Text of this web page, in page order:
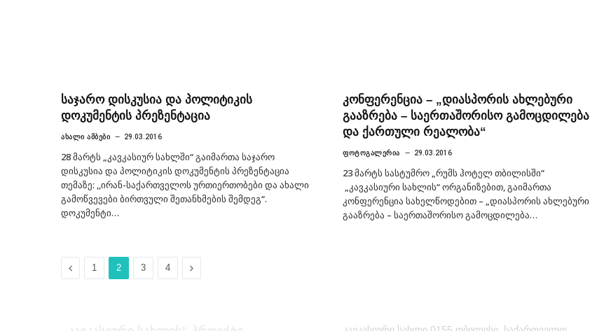
საჯარო დისკუსია და პოლიტიკის
დოკუმენტის პრეზენტაცია
ᲐᲮᲐᲚᲘ ᲐᲛᲑᲔᲑᲘ 29.03.2016
28 მარტს „კავკასიურ სახლში“ გაიმართა საჯარო
დისკუსია და პოლიტიკის დოკუმენტის პრეზენტაცია
თემაზე: ,,ირან-საქართველოს ურთიერთობები და ახალი
გამოწვევები ბირთვული შეთანხმების შემდეგ“.
დოკუმენტი…
კონფერენცია – „დიასპორის ახლებური
გააზრება – საერთაშორისო გამოცდილება
და ქართული რეალობა“
ᲤᲝᲢᲝᲒᲐᲚᲔᲠᲘᲐ 29.03.2016
23 მარტს სასტუმრო „რუმს ჰოტელ თბილისში“
„კავკასიური სახლის“ ორგანიზებით, გაიმართა
კონფერენცია სახელწოდებით – „დიასპორის ახლებური
გააზრება – საერთაშორისო გამოცდილება…
Previous
1 2 3 4 Next